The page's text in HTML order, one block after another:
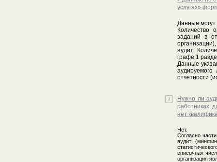
услугах»
Данные
Количество
заданий в
аудит.
графе 1
Данные
отчетности
7
Нужно ли
работниках,
нет
Нет.
Согласно
аудит
списочная
организация